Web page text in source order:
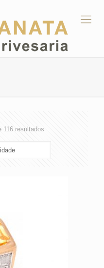
116 resultadosOrdenado